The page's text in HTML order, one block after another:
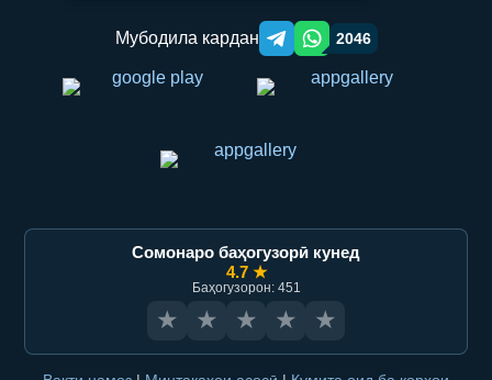
Мубодила кардан Telegram orqali ulashish
WhatsApp orqali ulashish
2046
Сомонаро баҳогузорӣ кунед
4.7 ★
Баҳогузорон: 451
★ ★ ★ ★ ★